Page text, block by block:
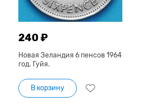
240 ₽
Новая Зеландия 6 пенсов 1964
год. Гуйя.
В корзину